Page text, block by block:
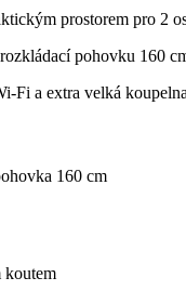
prostorem pro 2
pohovku 160
a extra velká
160 cm
koutem